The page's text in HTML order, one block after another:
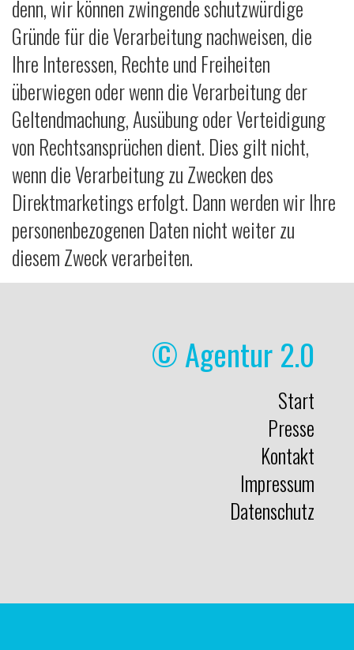
denn, wir können zwingende schutzwürdige
Gründe für die Verarbeitung nachweisen, die
Ihre Interessen, Rechte und Freiheiten
überwiegen oder wenn die Verarbeitung der
Geltendmachung, Ausübung oder Verteidigung
von Rechtsansprüchen dient. Dies gilt nicht,
wenn die Verarbeitung zu Zwecken des
Direktmarketings erfolgt. Dann werden wir Ihre
personenbezogenen Daten nicht weiter zu
diesem Zweck verarbeiten.
© Agentur 2.0
Start
Presse
Kontakt
Impressum
Datenschutz